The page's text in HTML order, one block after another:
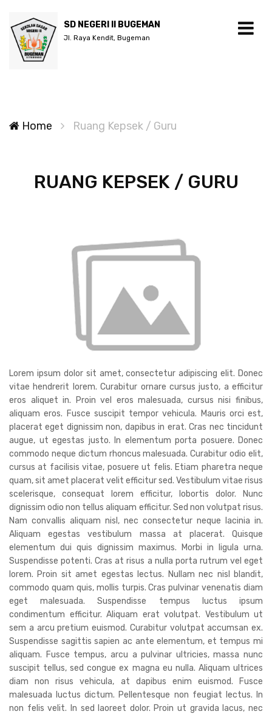
SD NEGERI II BUGEMAN
Jl. Raya Kendit, Bugeman
Home Ruang Kepsek / Guru
RUANG KEPSEK / GURU
Lorem ipsum dolor sit amet, consectetur adipiscing elit. Donec
vitae hendrerit lorem. Curabitur ornare cursus justo, a efficitur
eros aliquet in. Proin vel eros malesuada, cursus nisi finibus,
aliquam eros. Fusce suscipit tempor vehicula. Mauris orci est,
placerat eget dignissim non, dapibus in erat. Cras nec tincidunt
augue, ut egestas justo. In elementum porta posuere. Donec
commodo neque dictum rhoncus malesuada. Curabitur odio elit,
cursus at facilisis vitae, posuere ut felis. Etiam pharetra neque
quam, sit amet placerat velit efficitur sed. Vestibulum vitae risus
scelerisque, consequat lorem efficitur, lobortis dolor. Nunc
dignissim odio non tellus aliquam efficitur. Sed non volutpat risus.
Nam convallis aliquam nisl, nec consectetur neque lacinia in.
Aliquam egestas vestibulum massa at placerat. Quisque
elementum dui quis dignissim maximus. Morbi in ligula urna.
Suspendisse potenti. Cras at risus a nulla porta rutrum vel eget
lorem. Proin sit amet egestas lectus. Nullam nec nisl blandit,
commodo quam quis, mollis turpis. Cras pulvinar venenatis diam
eget malesuada. Suspendisse tempus luctus ipsum
condimentum efficitur. Aliquam erat volutpat. Vestibulum ut
sem a arcu pretium euismod. Curabitur volutpat accumsan ex.
Suspendisse sagittis sapien ac ante elementum, et tempus mi
aliquam. Fusce tempus, arcu a pulvinar ultricies, massa nunc
suscipit tellus, sed congue ex magna eu nulla. Aliquam ultrices
diam non risus vehicula, at dapibus enim euismod. Fusce
malesuada luctus dictum. Pellentesque non feugiat lectus. In
non felis velit. In sed laoreet dolor. Proin ut gravida lacus, nec